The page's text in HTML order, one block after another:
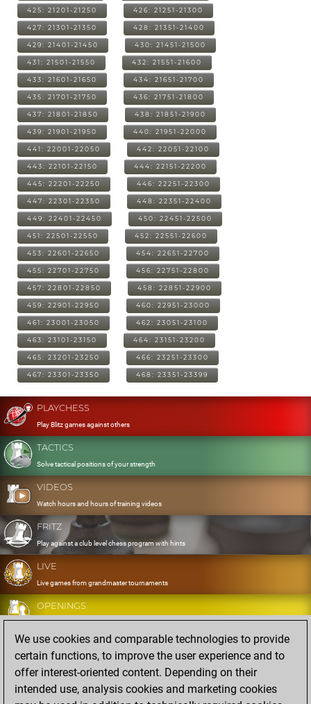
425: 21201-21250 426: 21251-21300
427: 21301-21350 428: 21351-21400
429: 21401-21450 430: 21451-21500
431: 21501-21550 432: 21551-21600
433: 21601-21650 434: 21651-21700
435: 21701-21750 436: 21751-21800
437: 21801-21850 438: 21851-21900
439: 21901-21950 440: 21951-22000
441: 22001-22050 442: 22051-22100
443: 22101-22150 444: 22151-22200
445: 22201-22250 446: 22251-22300
447: 22301-22350 448: 22351-22400
449: 22401-22450 450: 22451-22500
451: 22501-22550 452: 22551-22600
453: 22601-22650 454: 22651-22700
455: 22701-22750 456: 22751-22800
457: 22801-22850 458: 22851-22900
459: 22901-22950 460: 22951-23000
461: 23001-23050 462: 23051-23100
463: 23101-23150 464: 23151-23200
465: 23201-23250 466: 23251-23300
467: 23301-23350 468: 23351-23399
PLAYCHESS
Play Blitz games against others
TACTICS
Solve tactical positions of your strength
VIDEOS
Watch hours and hours of training videos
FRITZ
Play against a club level chess program with hints
LIVE
Live games from grandmaster tournaments
OPENINGS
Develop and exercise your openings
DATABASE
Eight million strong games
MYGAMES
Store and analyse your own games in the cloud
We use cookies and comparable technologies to provide
certain functions, to improve the user experience and to
offer interest-oriented content. Depending on their
intended use, analysis cookies and marketing cookies